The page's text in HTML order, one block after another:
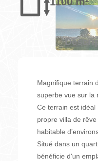
Magnifique terrain
superbe vue sur la
Ce terrain est
propre villa de
habitable
Situé dans un
bénéficie d'un